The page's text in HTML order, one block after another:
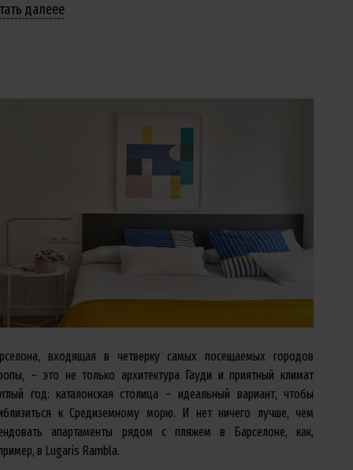
далееe
входящая в четверку самых посещаемых городов
– это не только архитектура Гауди и приятный климат
год: каталонская столица – идеальный вариант, чтобы
к Средиземному морю. И нет ничего лучше, чем
апартаменты рядом с пляжем в Барселоне, как,
в Lugaris Rambla.